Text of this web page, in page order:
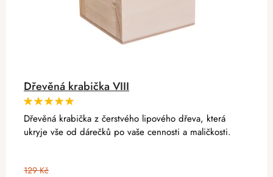
Dřevěná krabička VIII
129 Kč
Dřevěná krabička z čerstvého lipového dřeva, která
ukryje vše od dárečků po vaše cennosti a maličkosti.